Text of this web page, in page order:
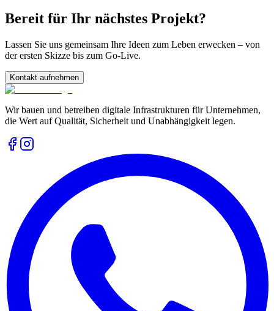
Bereit für Ihr nächstes Projekt?
Lassen Sie uns gemeinsam Ihre Ideen zum Leben erwecken – von
der ersten Skizze bis zum Go-Live.
Kontakt aufnehmen
Wir bauen und betreiben digitale Infrastrukturen für Unternehmen,
die Wert auf Qualität, Sicherheit und Unabhängigkeit legen.